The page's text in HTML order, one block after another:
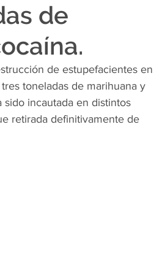
de
de estupefacientes en
toneladas de marihuana y
incautada en distintos
retirada definitivamente de